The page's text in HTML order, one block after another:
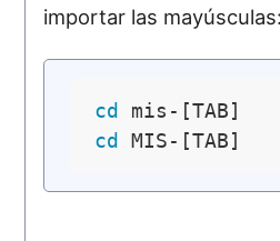
importar las mayúsculas:
cd mis-
cd MIS-